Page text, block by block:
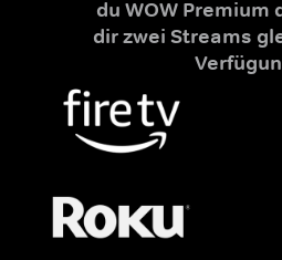
du WOW Premium
dir zwei Streams